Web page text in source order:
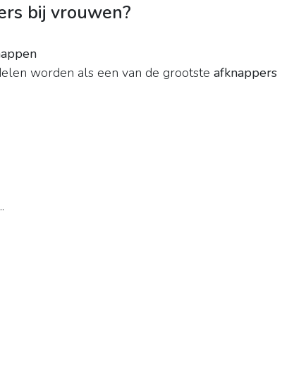
bij vrouwen?
worden als een van de grootste afknappers